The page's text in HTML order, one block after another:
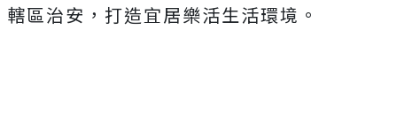
轄區治安，打造宜居樂活生活環境。